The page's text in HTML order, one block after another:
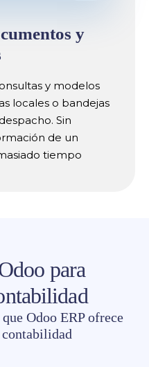
y
y modelos
locales o bandejas
Sin
de un
tiempo
para
Odoo ERP ofrece
contabilidad